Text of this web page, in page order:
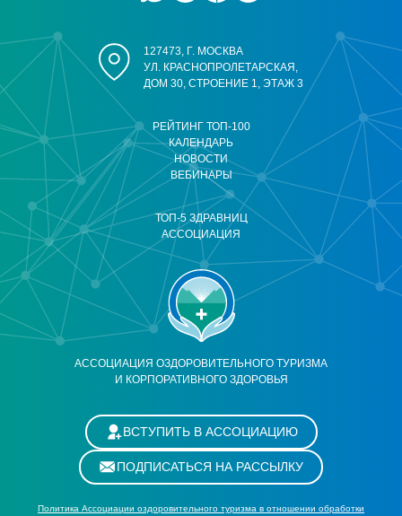
АССОЦИАЦИЯ ОЗДОРОВИТЕЛЬНОГО ТУРИЗМА
И КОРПОРАТИВНОГО ЗДОРОВЬЯ
РЕЙТИНГ ТОП-100
КАЛЕНДАРЬ
НОВОСТИ
ВЕБИНАРЫ
ТОП-5 ЗДРАВНИЦ
АССОЦИАЦИЯ
127473, Г. МОСКВА
УЛ. КРАСНОПРОЛЕТАРСКАЯ,
ДОМ 30, СТРОЕНИЕ 1, ЭТАЖ 3
ВСТУПИТЬ В АССОЦИАЦИЮ
ПОДПИСАТЬСЯ НА РАССЫЛКУ
Политика Ассоциации оздоровительного туризма в отношении обработки